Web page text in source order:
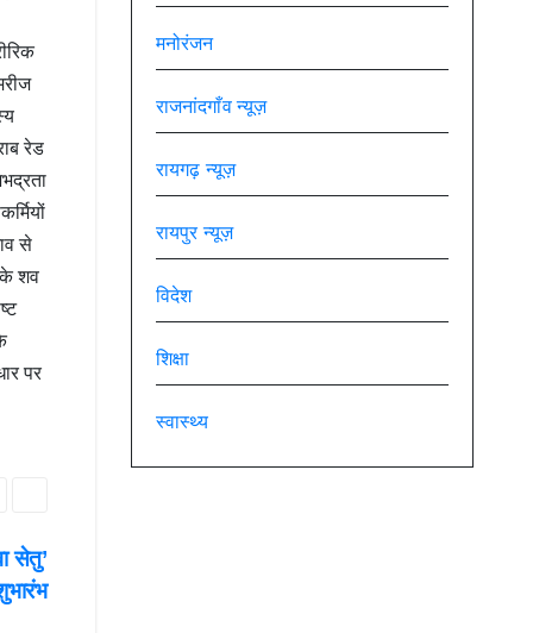
रेड
से
के शव
पर
सेतु’
मनोरंजन
राजनांदगाँव न्यूज़
रायगढ़ न्यूज़
रायपुर न्यूज़
विदेश
शिक्षा
स्वास्थ्य